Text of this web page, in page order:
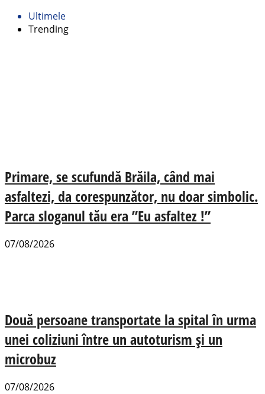
Ultimele
Trending
Primare, se scufundă Brăila, când mai
asfaltezi, da corespunzător, nu doar simbolic.
Parca sloganul tău era ”Eu asfaltez !”
07/08/2026
Două persoane transportate la spital în urma
unei coliziuni între un autoturism și un
microbuz
07/08/2026